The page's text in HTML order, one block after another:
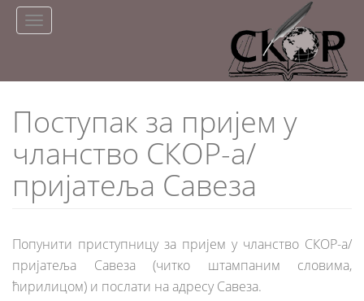
Skip
Toggle
Поступак за пријем у
чланство СКОР-а/
пријатеља Савеза
Попунити приступницу за пријем у чланство СКОР-а/
пријатеља Савеза (читко штампаним словима,
ћирилицом) и послати на адресу Савеза.